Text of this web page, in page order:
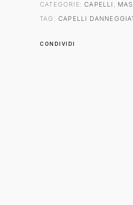
CATEGORIE: CAPELLI ,
TAG: CAPELLI
CONDIVIDI